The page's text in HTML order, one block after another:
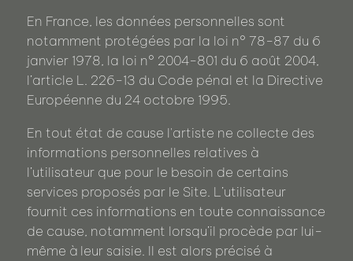
En France, les données personnelles sont
notamment protégées par la loi n° 78-87 du 6
janvier 1978, la loi n° 2004-801 du 6 août 2004,
l’article L. 226-13 du Code pénal et la Directive
Européenne du 24 octobre 1995.
En tout état de cause l'artiste ne collecte des
informations personnelles relatives à
l’utilisateur que pour le besoin de certains
services proposés par le Site. L’utilisateur
fournit ces informations en toute connaissance
de cause, notamment lorsqu’il procède par lui-
même à leur saisie. Il est alors précisé à